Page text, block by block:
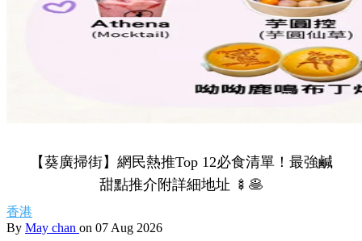
【葵廣掃街】網民熱推Top 12必食清單！最強鹹
甜點推介附詳細地址 🍢🥞
香港
By May chan on 07 Aug 2026